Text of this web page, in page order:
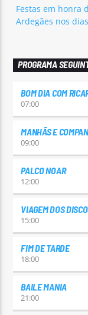
Festas em honra
Ardegães nos
PROGRAMA
BOM DIA COM
07:00
MANHÃS E
09:00
PALCO NOAR
12:00
VIAGEM DOS
15:00
FIM DE TARDE
18:00
BAILE MANIA
21:00